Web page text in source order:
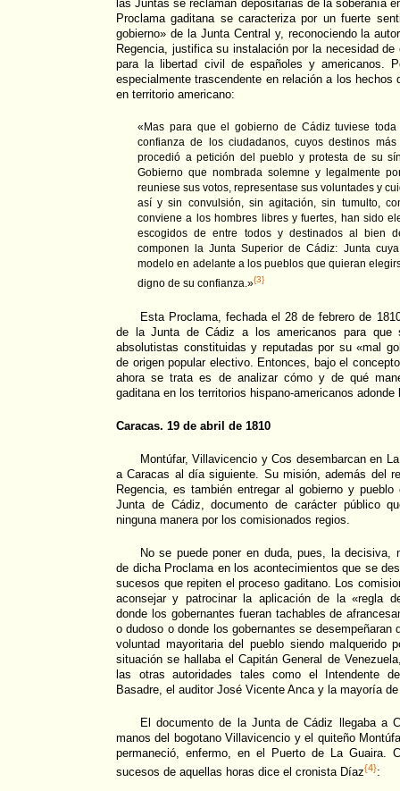
las Juntas se reclaman depositarias de la soberanía
Proclama gaditana se caracteriza por un fuerte
gobierno» de la Junta Central y, reconociendo la
Regencia, justifica su instalación por la necesidad
para la libertad civil de españoles y americanos.
especialmente trascendente en relación a los hechos
en territorio americano:
«Mas para que el gobierno de Cádiz tuviese
confianza de los ciudadanos, cuyos destinos
procedió a petición del pueblo y protesta de su
Gobierno que nombrada solemne y legalmente
reuniese sus votos, representase sus voluntades y
así y sin convulsión, sin agitación, sin tumulto,
conviene a los hombres libres y fuertes, han sido
escogidos de entre todos y destinados al bien
componen la Junta Superior de Cádiz: Junta
modelo en adelante a los pueblos que quieran
digno de su confianza.»{3}
Esta Proclama, fechada el 28 de febrero de
de la Junta de Cádiz a los americanos para que
absolutistas constituidas y reputadas por su «mal
de origen popular electivo. Entonces, bajo el
ahora se trata es de analizar cómo y de qué
gaditana en los territorios hispano-americanos adonde
Caracas. 19 de abril de 1810
Montúfar, Villavicencio y Cos desembarcan en
a Caracas al día siguiente. Su misión, además del
Regencia, es también entregar al gobierno y
Junta de Cádiz, documento de carácter público
ninguna manera por los comisionados regios.
No se puede poner en duda, pues, la decisiva,
de dicha Proclama en los acontecimientos que se
sucesos que repiten el proceso gaditano. Los
aconsejar y patrocinar la aplicación de la «regla
donde los gobernantes fueran tachables de
o dudoso o donde los gobernantes se desempeñaran
voluntad mayoritaria del pueblo siendo malquerido
situación se hallaba el Capitán General de
las otras autoridades tales como el Intendente
Basadre, el auditor José Vicente Anca y la mayoría
El documento de la Junta de Cádiz llegaba a
manos del bogotano Villavicencio y el quiteño
permaneció, enfermo, en el Puerto de La Guaira.
sucesos de aquellas horas dice el cronista Díaz{4}: